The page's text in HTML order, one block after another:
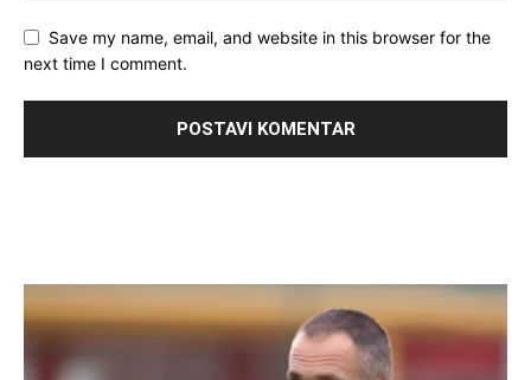
Save my name, email, and website in this browser for the
next time I comment.